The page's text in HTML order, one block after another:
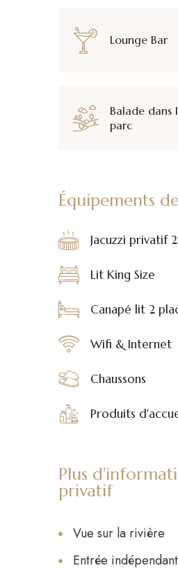
Lounge Bar
Balade dans
parc
Équipements
Jacuzzi privatif
Lit King Size
Canapé lit 2
Wifi & Internet
Chaussons
Produits
Plus
privatif
Vue sur la rivière
Entrée